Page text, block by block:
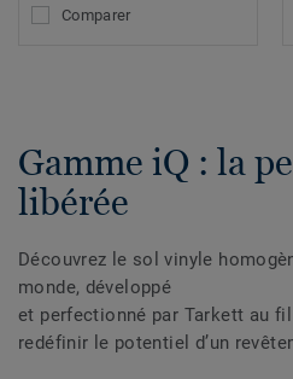
Comparer
Gamme iQ : la
libérée
Découvrez le sol vinyle
monde, développé
et perfectionné par Tarkett au
redéfinir le potentiel d’un